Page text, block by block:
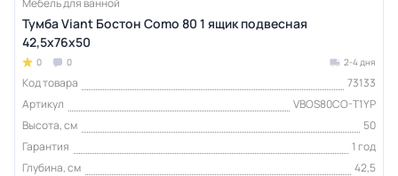
Тумба Viant Бостон Como 80 1 ящик подвесная
42,5х76х50
0 0 2-4 дня
Код товара
73133
Артикул
VBOS80CO-T1YP
Высота, см
50
Гарантия
1 год
Глубина, см
42,5